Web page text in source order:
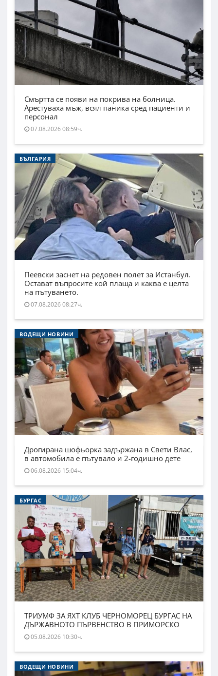
Смъртта се появи на покрива на болница.
Арестуваха мъж, всял паника сред пациенти и
персонал
07.08.2026 08:59ч.
БЪЛГАРИЯ
Пеевски заснет на редовен полет за Истанбул.
Остават въпросите кой плаща и каква е целта
на пътуването.
07.08.2026 08:27ч.
ВОДЕЩИ НОВИНИ
Дрогирана шофьорка задържана в Свети Влас,
в автомобила е пътувало и 2-годишно дете
06.08.2026 15:04ч.
БУРГАС
ТРИУМФ ЗА ЯХТ КЛУБ ЧЕРНОМОРЕЦ БУРГАС НА
ДЪРЖАВНОТО ПЪРВЕНСТВО В ПРИМОРСКО
05.08.2026 10:30ч.
ВОДЕЩИ НОВИНИ